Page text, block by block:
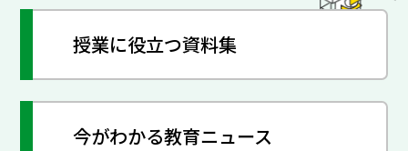
授業に役立つ資料集
今がわかる教育ニュース